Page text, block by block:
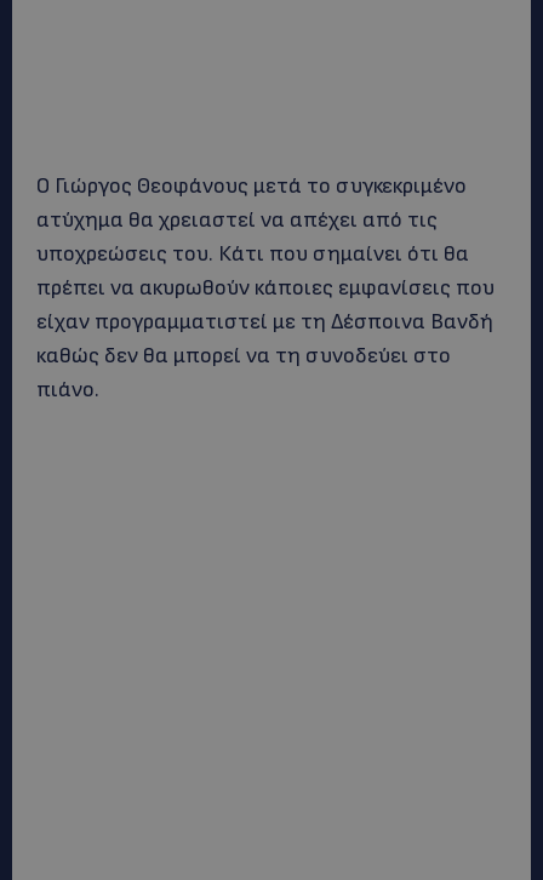
Ο Γιώργος Θεοφάνους μετά το συγκεκριμένο
ατύχημα θα χρειαστεί να απέχει από τις
υποχρεώσεις του. Κάτι που σημαίνει ότι θα
πρέπει να ακυρωθούν κάποιες εμφανίσεις που
είχαν προγραμματιστεί με τη Δέσποινα Βανδή
καθώς δεν θα μπορεί να τη συνοδεύει στο
πιάνο.